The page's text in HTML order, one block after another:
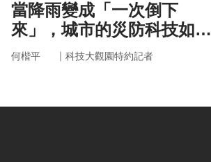
當降雨變成「一次倒下
來」，城市的災防科技如何
即時應變？
何楷平 ｜ 科技大觀園特約記者